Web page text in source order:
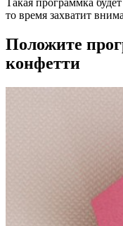
то время захватит
Положите
конфетти